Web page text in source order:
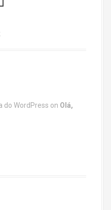
do WordPress on Olá,